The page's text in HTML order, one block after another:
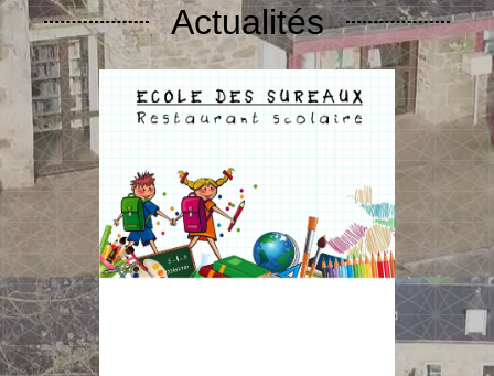
Actualités